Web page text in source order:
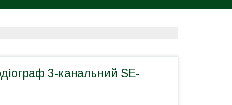
3-канальний SE-